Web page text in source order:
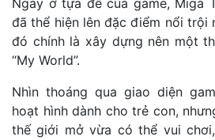
Ngay ở tựa đề của game, Miga
đã thể hiện lên đặc điểm nổi trội
đó chính là xây dựng nên một
“My World”.
Nhìn thoáng qua giao diện
hoạt hình dành cho trẻ con,
thế giới mở vừa có thể vui